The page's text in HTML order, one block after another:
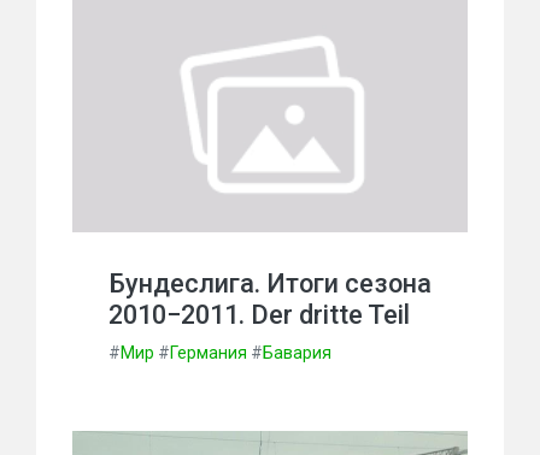
Бундеслига. Итоги сезона
2010−2011. Der dritte Teil
#Мир #Германия #Бавария